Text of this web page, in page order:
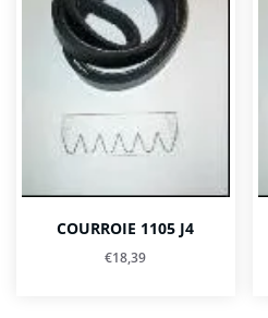
COURROIE 1105 J4
€18,39